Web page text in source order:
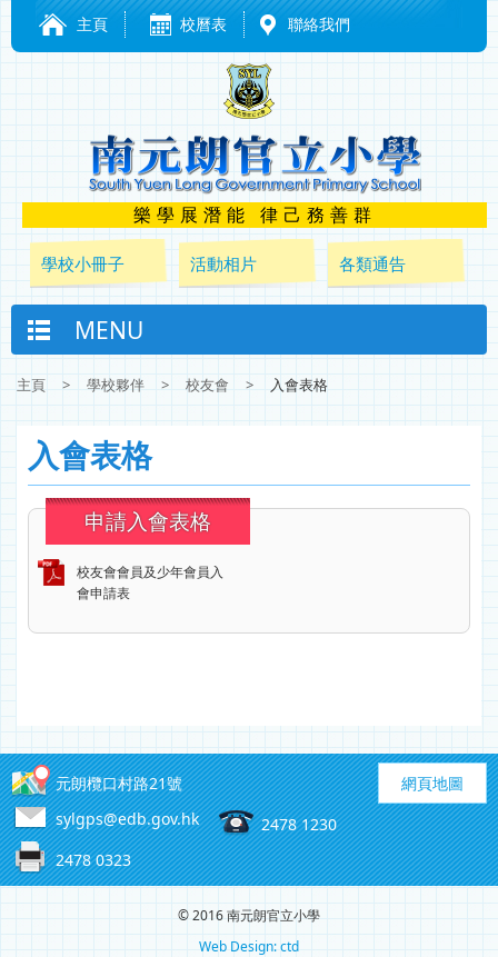
主頁 校曆表 聯絡我們
樂學展潛能 律己務善群
學校小冊子 活動相片 各類通告
MENU
主頁 > 學校夥伴 > 校友會 > 入會表格
入會表格
申請入會表格
校友會會員及少年會員入
會申請表
網頁地圖
元朗欖口村路21號
sylgps@edb.gov.hk
2478 1230
2478 0323
© 2016 南元朗官立小學
Web Design: ctd